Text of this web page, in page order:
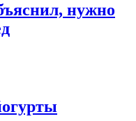
нужно